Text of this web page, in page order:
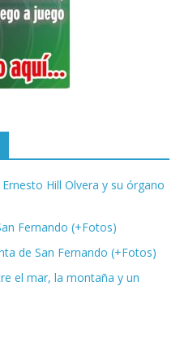
Ernesto Hill Olvera y su órgano
Fernando (+Fotos)
de San Fernando (+Fotos)
el mar, la montaña y un